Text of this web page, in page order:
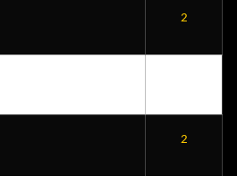
2
2